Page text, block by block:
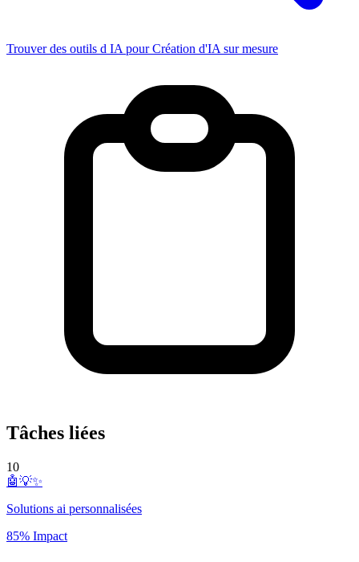
Trouver des outils d IA pour Création d'IA sur mesure
Tâches liées
10
🤖💡✨
Solutions ai personnalisées
85% Impact